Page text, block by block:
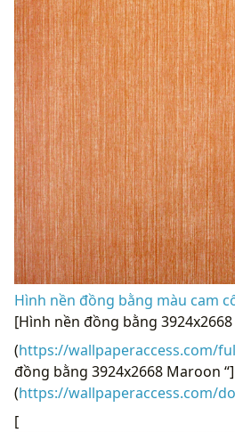
Hình nền đồng bằng màu cam
[Hình nền đồng bằng
(https://wallpaperaccess.com/
đồng bằng 3924x2668 Maroon “]
(https://wallpaperaccess.com/
[